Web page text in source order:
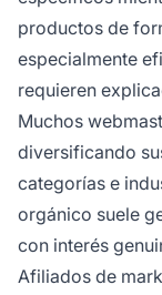
productos de
especialmente
requieren
Muchos
diversificando
categorías e
orgánico suele
con interés
Afiliados de